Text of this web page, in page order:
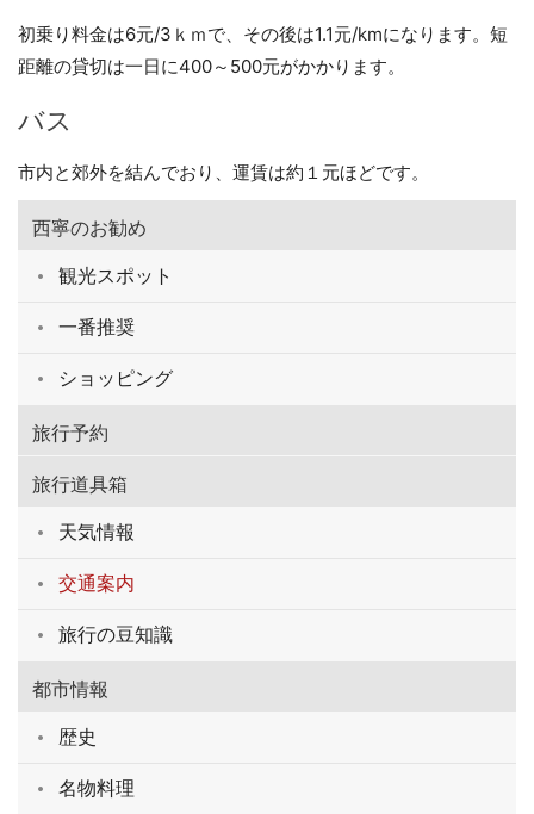
初乗り料金は6元/3ｋｍで、その後は1.1元/kmになります。短
距離の貸切は一日に400～500元がかかります。
バス
市内と郊外を結んでおり、運賃は約１元ほどです。
西寧のお勧め
観光スポット
一番推奨
ショッピング
旅行予約
旅行道具箱
天気情報
交通案内
旅行の豆知識
都市情報
歴史
名物料理